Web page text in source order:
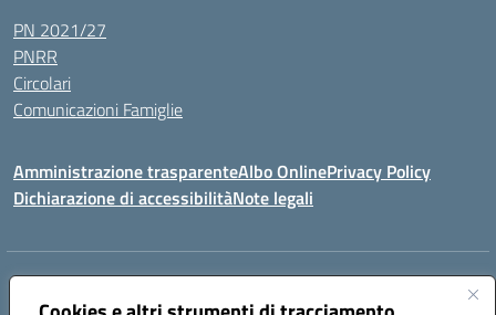
PN 2021/27
PNRR
Circolari
Comunicazioni Famiglie
Amministrazione trasparenteAlbo OnlinePrivacy Policy
Dichiarazione di accessibilitàNote legali
Indirizzo:
Centralino:(+39) 0737787634 Email:mcic80700n@istruzione.it